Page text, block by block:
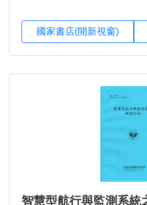
國家書店(開新視窗)
智慧型航行與監測系統